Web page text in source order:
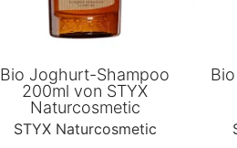
Bio Joghurt-Shampoo
200ml von STYX
Naturcosmetic
STYX Naturcosmetic